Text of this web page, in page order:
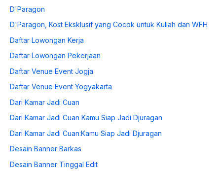
D'Paragon
D'Paragon, Kost Eksklusif yang Cocok untuk Kuliah dan WFH
Daftar Lowongan Kerja
Daftar Lowongan Pekerjaan
Daftar Venue Event Jogja
Daftar Venue Event Yogyakarta
Dari Kamar Jadi Cuan
Dari Kamar Jadi Cuan Kamu Siap Jadi Djuragan
Dari Kamar Jadi Cuan:Kamu Siap Jadi Djuragan
Desain Banner Barkas
Desain Banner Tinggal Edit